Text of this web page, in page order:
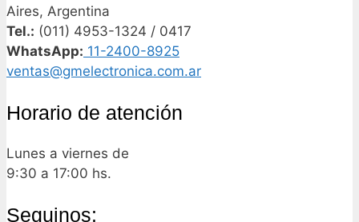
Aires, Argentina
Tel.: (011) 4953-1324 / 0417
WhatsApp: 11-2400-8925
ventas@gmelectronica.com.ar
Horario de atención
Lunes a viernes de
9:30 a 17:00 hs.
Seguinos: